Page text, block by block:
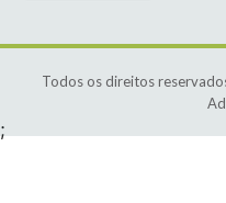
Todos os direitos
;